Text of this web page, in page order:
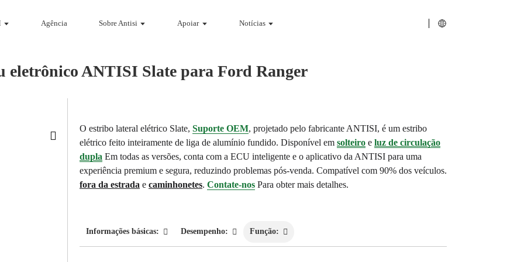
Agência Sobre Antisi Apoiar Notícias
eletrônico ANTISI Slate para Ford Ranger
O estribo lateral elétrico Slate, Suporte OEM, projetado pelo fabricante ANTISI, é um estribo
elétrico feito inteiramente de liga de alumínio fundido. Disponível em solteiro e luz de circulação
dupla Em todas as versões, conta com a ECU inteligente e o aplicativo da ANTISI para uma
experiência premium e segura, reduzindo problemas pós-venda. Compatível com 90% dos veículos.
fora da estrada e caminhonetes. Contate-nos Para obter mais detalhes.
Informações básicas: Desempenho: Função: